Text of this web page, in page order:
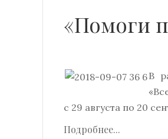
«Помоги
В
с 29 августа по 20
Подробнее...